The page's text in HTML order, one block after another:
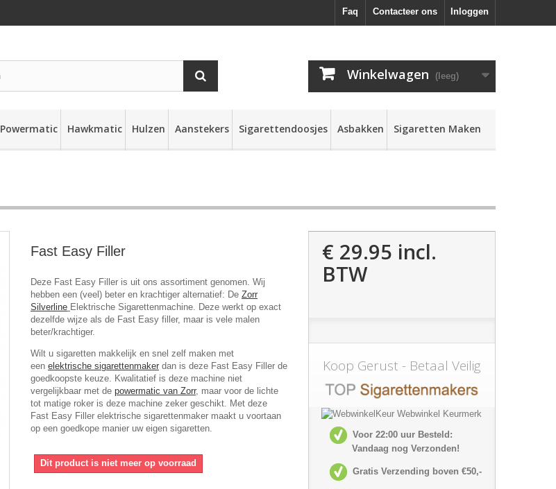
Inloggen
Contacteer ons
Faq
Winkelwagen (leeg)
Powermatic Hawkmatic Hulzen Aanstekers Sigarettendoosjes Asbakken Sigaretten Maken
Fast Easy Filler
Deze Fast Easy Filler is uit ons assortiment genomen. Wij
hebben een (veel) beter en krachtiger alternatief: De Zorr
Silverline Elektrische Sigarettenmachine. Deze werkt op exact
dezelfde wijze als de Fast Easy filler, maar is vele malen
beter/krachtiger.
Wilt u sigaretten makkelijk en snel zelf maken met
een elektrische sigarettenmaker dan is deze Fast Easy Filler de
goedkoopste keuze. Kwalitatief is deze machine niet
vergelijkbaar met de powermatic van Zorr, maar voor de lichte
tot matige roker is deze machine zeker geschikt. Met deze
Fast Easy Filler elektrische sigarettenmaker maakt u voortaan
op een goedkope manier uw eigen sigaretten.
Dit product is niet meer op voorraad
€ 29.95 incl.
BTW
Koop Gerust - Betaal Veilig
Voor 22:00 uur Besteld:
Vandaag nog Verzonden!
Gratis Verzending boven €50,-